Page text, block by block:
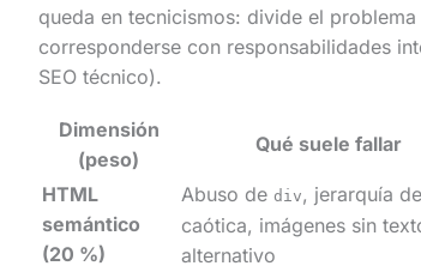
queda en tecnicismos: divide el
corresponderse con responsabilidades
SEO técnico).
Dimensión
(peso)
Qué suele fallar
HTML
semántico
(20 %)
Abuso de div, jerarquía
caótica, imágenes sin
alternativo